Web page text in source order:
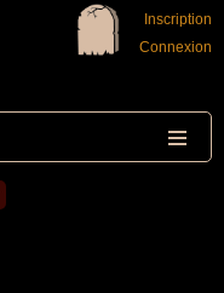
Inscription
Connexion